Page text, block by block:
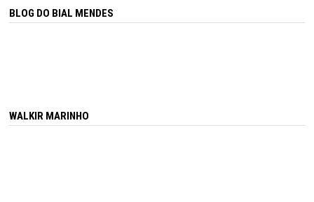
BLOG DO BIAL MENDES
WALKIR MARINHO